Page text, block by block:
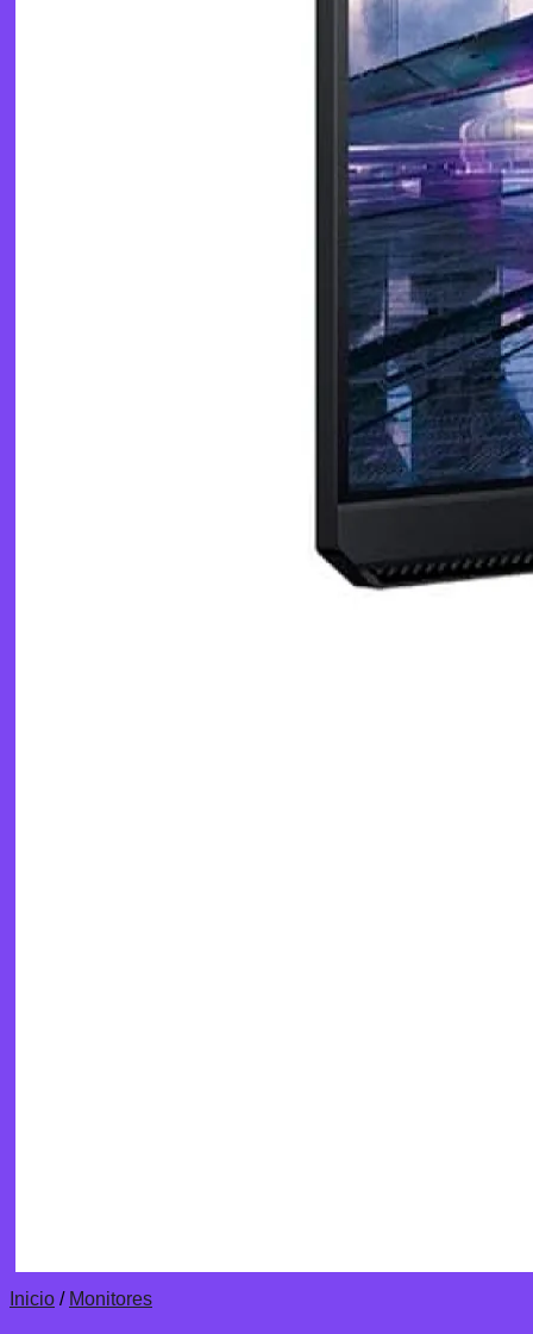
Inicio / Monitores